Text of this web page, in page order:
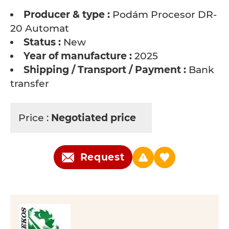
Producer & type : Podám Procesor DR-
20 Automat
Status : New
Year of manufacture : 2025
Shipping / Transport / Payment : Bank
transfer
Price : Negotiated price
Request